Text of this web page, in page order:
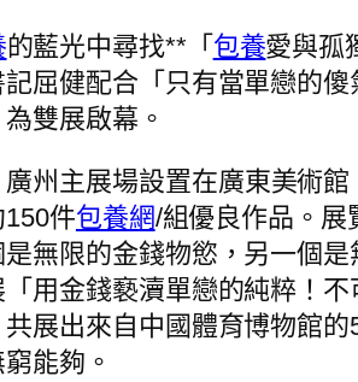
的藍光中尋找**「 包養愛與孤
屈健配合「只有當單戀的
雙展啟幕。
州主展場設置在廣東美術館
件包養網/組優良作品。展
無限的金錢物慾，另一個
用金錢褻瀆單戀的純粹！
展出來自中國體育博物館
能夠。